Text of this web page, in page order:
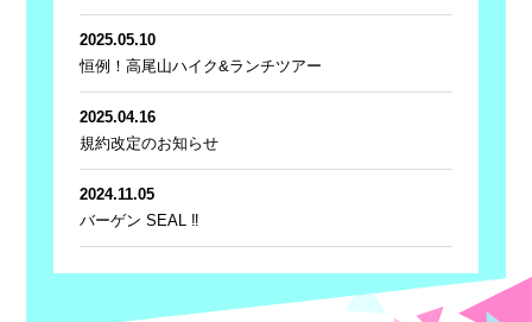
2025.05.10
恒例！高尾山ハイク&ランチツアー
2025.04.16
規約改定のお知らせ
2024.11.05
バーゲン SEAL ‼